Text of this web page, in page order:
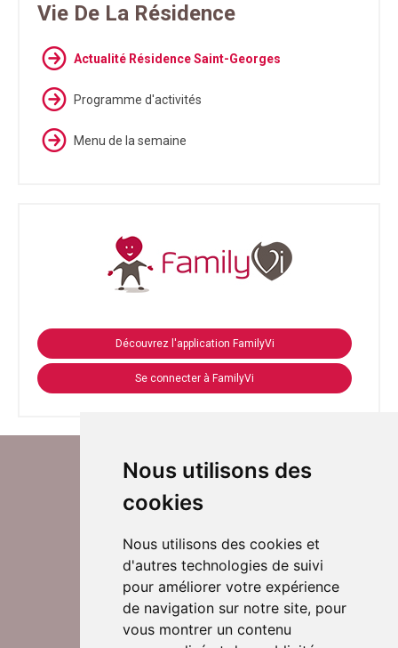
Nous utilisons des
cookies
Nous utilisons des cookies et
d'autres technologies de suivi
pour améliorer votre expérience
de navigation sur notre site, pour
vous montrer un contenu
Vie De La Résidence
Actualité Résidence Saint-Georges
Programme d'activités
Menu de la semaine
Découvrez l'application FamilyVi
Se connecter à FamilyVi
Suivez-nous sur Twitter